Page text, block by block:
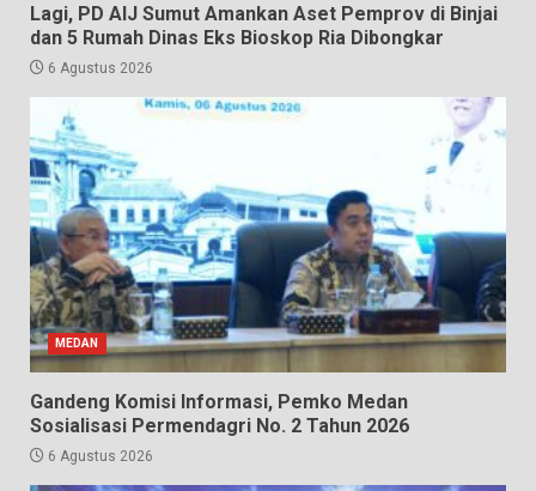
Lagi, PD AIJ Sumut Amankan Aset Pemprov di Binjai
dan 5 Rumah Dinas Eks Bioskop Ria Dibongkar
6 Agustus 2026
MEDAN
Gandeng Komisi Informasi, Pemko Medan
Sosialisasi Permendagri No. 2 Tahun 2026
6 Agustus 2026